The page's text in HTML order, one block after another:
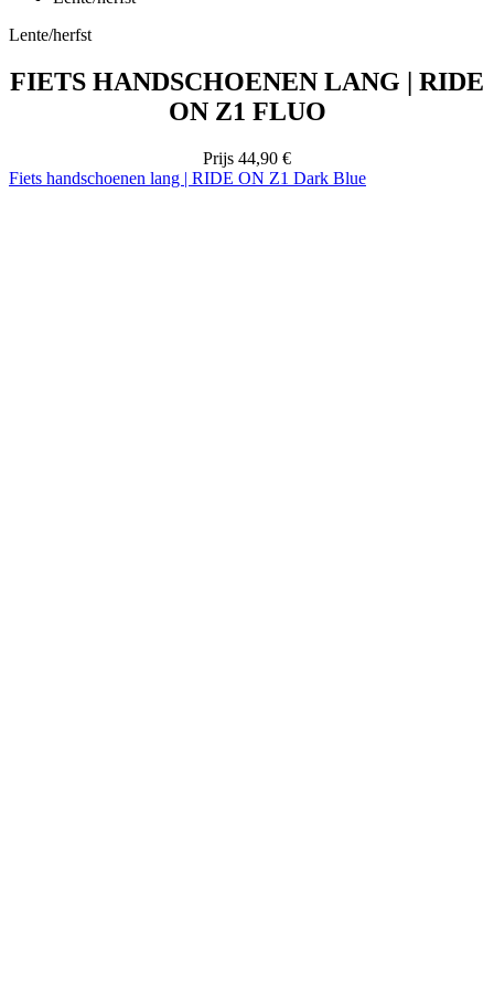
Lente/herfst
FIETS HANDSCHOENEN LANG | RIDE
ON Z1 FLUO
Prijs 44,90 €
Fiets handschoenen lang | RIDE ON Z1 Dark Blue